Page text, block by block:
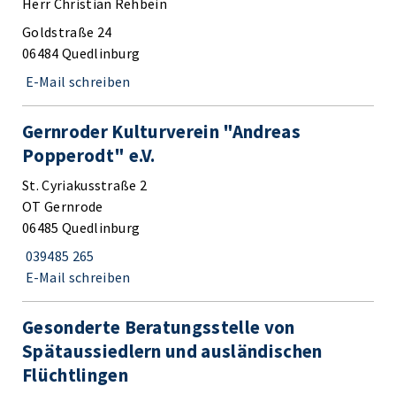
Goldstraße 24
06484 Quedlinburg
E-Mail schreiben
Gernroder Kulturverein "Andreas
Popperodt" e.V.
St. Cyriakusstraße 2
OT Gernrode
06485 Quedlinburg
039485 265
E-Mail schreiben
Gesonderte Beratungsstelle von
Spätaussiedlern und ausländischen
Flüchtlingen